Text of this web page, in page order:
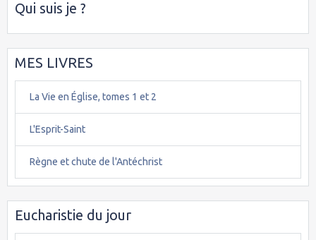
Qui suis je ?
MES LIVRES
La Vie en Église, tomes 1 et 2
L'Esprit-Saint
Règne et chute de l'Antéchrist
Eucharistie du jour